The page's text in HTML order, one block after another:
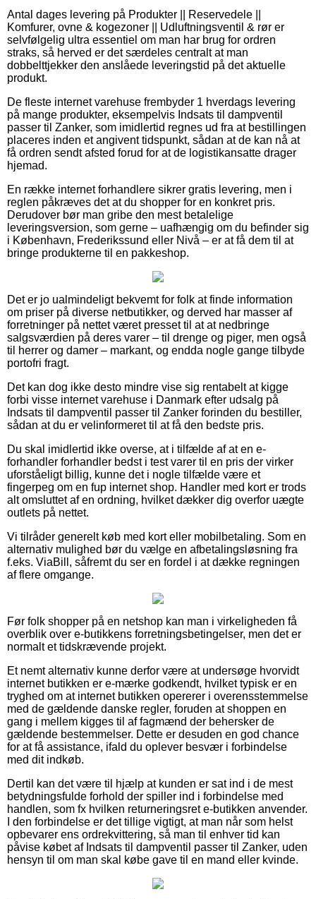
Antal dages levering på Produkter || Reservedele ||
Komfurer, ovne & kogezoner || Udluftningsventil & rør er
selvfølgelig ultra essentiel om man har brug for ordren
straks, så herved er det særdeles centralt at man
dobbelttjekker den anslåede leveringstid på det aktuelle
produkt.
De fleste internet varehuse frembyder 1 hverdags levering
på mange produkter, eksempelvis Indsats til dampventil
passer til Zanker, som imidlertid regnes ud fra at bestillingen
placeres inden et angivent tidspunkt, sådan at de kan nå at
få ordren sendt afsted forud for at de logistikansatte drager
hjemad.
En række internet forhandlere sikrer gratis levering, men i
reglen påkræves det at du shopper for en konkret pris.
Derudover bør man gribe den mest betalelige
leveringsversion, som gerne – uafhængig om du befinder sig
i København, Frederikssund eller Nivå – er at få dem til at
bringe produkterne til en pakkeshop.
Det er jo ualmindeligt bekvemt for folk at finde information
om priser på diverse netbutikker, og derved har masser af
forretninger på nettet været presset til at at nedbringe
salgsværdien på deres varer – til drenge og piger, men også
til herrer og damer – markant, og endda nogle gange tilbyde
portofri fragt.
Det kan dog ikke desto mindre vise sig rentabelt at kigge
forbi visse internet varehuse i Danmark efter udsalg på
Indsats til dampventil passer til Zanker forinden du bestiller,
sådan at du er velinformeret til at få den bedste pris.
Du skal imidlertid ikke overse, at i tilfælde af at en e-
forhandler forhandler bedst i test varer til en pris der virker
uforståeligt billig, kunne det i nogle tilfælde være et
fingerpeg om en fup internet shop. Handler med kort er trods
alt omsluttet af en ordning, hvilket dækker dig overfor uægte
outlets på nettet.
Vi tilråder generelt køb med kort eller mobilbetaling. Som en
alternativ mulighed bør du vælge en afbetalingsløsning fra
f.eks. ViaBill, såfremt du ser en fordel i at dække regningen
af flere omgange.
Før folk shopper på en netshop kan man i virkeligheden få
overblik over e-butikkens forretningsbetingelser, men det er
normalt et tidskrævende projekt.
Et nemt alternativ kunne derfor være at undersøge hvorvidt
internet butikken er e-mærke godkendt, hvilket typisk er en
tryghed om at internet butikken opererer i overensstemmelse
med de gældende danske regler, foruden at shoppen en
gang i mellem kigges til af fagmænd der behersker de
gældende bestemmelser. Dette er desuden en god chance
for at få assistance, ifald du oplever besvær i forbindelse
med dit indkøb.
Dertil kan det være til hjælp at kunden er sat ind i de mest
betydningsfulde forhold der spiller ind i forbindelse med
handlen, som fx hvilken returneringsret e-butikken anvender.
I den forbindelse er det tillige vigtigt, at man når som helst
opbevarer ens ordrekvittering, så man til enhver tid kan
påvise købet af Indsats til dampventil passer til Zanker, uden
hensyn til om man skal købe gave til en mand eller kvinde.